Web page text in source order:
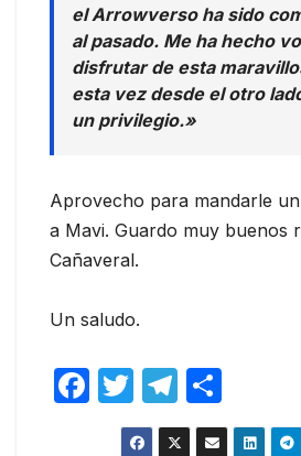
el Arrowverso ha sido
al pasado. Me ha hecho
disfrutar de esta
esta vez desde el otro
un privilegio.»
Aprovecho para mandarle
a Mavi. Guardo muy buenos
Cañaveral.
Un saludo.
F
T
w
T
el o